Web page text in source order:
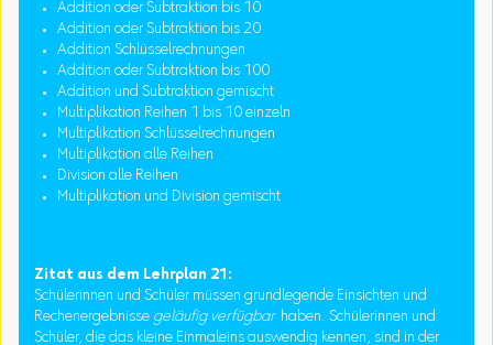
Addition oder Subtraktion bis 10
Addition oder Subtraktion bis 20
Addition Schlüsselrechnungen
Addition oder Subtraktion bis 100
Addition und Subtraktion gemischt
Multiplikation Reihen 1 bis 10 einzeln
Multiplikation Schlüsselrechnungen
Multiplikation alle Reihen
Division alle Reihen
Multiplikation und Division gemischt
Zitat aus dem Lehrplan 21:
Schülerinnen und Schüler müssen grundlegende Einsichten und
Rechenergebnisse geläufig verfügbarhaben. Schülerinnen und
Schüler, die das kleine Einmaleins auswendig kennen, sind in der